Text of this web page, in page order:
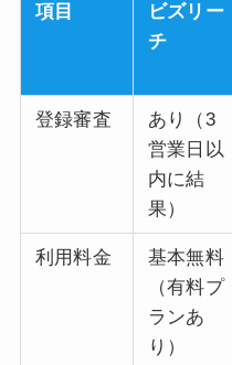
項目
ビズリー
チ
登録審査
あり（3
営業日以
内に結
果）
利用料金
基本無料
（有料プ
ランあ
り）